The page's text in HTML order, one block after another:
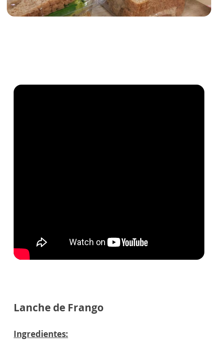
Lanche de Frango
Ingredientes: